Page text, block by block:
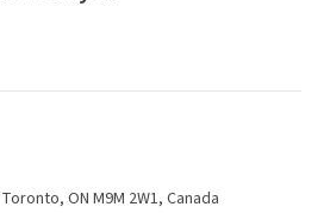
ON M9M 2W1, Canada